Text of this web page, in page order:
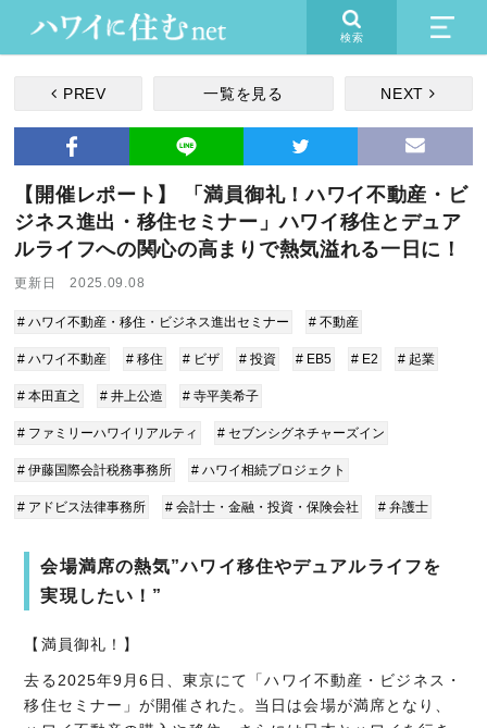
検索
PREV 一覧を見る NEXT
【開催レポート】 「満員御礼！ハワイ不動産・ビ
ジネス進出・移住セミナー」ハワイ移住とデュア
ルライフへの関心の高まりで熱気溢れる一日に！
更新日 2025.09.08
# ハワイ不動産・移住・ビジネス進出セミナー # 不動産
# ハワイ不動産 # 移住 # ビザ # 投資 # EB5 # E2 # 起業
# 本田直之 # 井上公造 # 寺平美希子
# ファミリーハワイリアルティ # セブンシグネチャーズイン
# 伊藤国際会計税務事務所 # ハワイ相続プロジェクト
# アドビス法律事務所 # 会計士・金融・投資・保険会社 # 弁護士
会場満席の熱気”ハワイ移住やデュアルライフを
実現したい！”
【満員御礼！】
去る2025年9月6日、東京にて「ハワイ不動産・ビジネス・
移住セミナー」が開催された。当日は会場が満席となり、